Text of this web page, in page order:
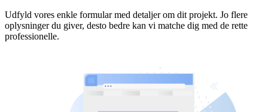
Udfyld vores enkle formular med detaljer om dit projekt. Jo flere
oplysninger du giver, desto bedre kan vi matche dig med de rette
professionelle.